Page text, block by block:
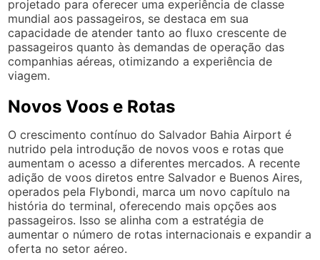
projetado para oferecer uma experiência de classe
mundial aos passageiros, se destaca em sua
capacidade de atender tanto ao fluxo crescente de
passageiros quanto às demandas de operação das
companhias aéreas, otimizando a experiência de
viagem.
Novos Voos e Rotas
O crescimento contínuo do Salvador Bahia Airport é
nutrido pela introdução de novos voos e rotas que
aumentam o acesso a diferentes mercados. A recente
adição de voos diretos entre Salvador e Buenos Aires,
operados pela Flybondi, marca um novo capítulo na
história do terminal, oferecendo mais opções aos
passageiros. Isso se alinha com a estratégia de
aumentar o número de rotas internacionais e expandir a
oferta no setor aéreo.